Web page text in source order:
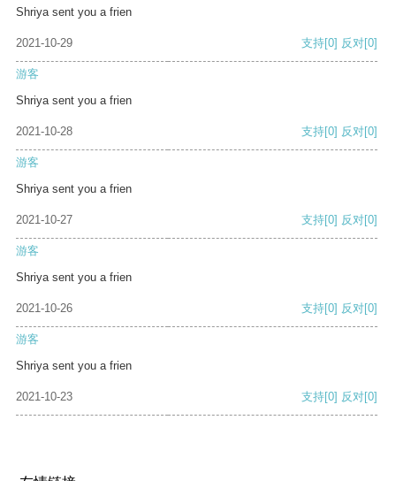
Shriya sent you a frien
2021-10-29 支持[0] 反对[0]
游客
Shriya sent you a frien
2021-10-28 支持[0] 反对[0]
游客
Shriya sent you a frien
2021-10-27 支持[0] 反对[0]
游客
Shriya sent you a frien
2021-10-26 支持[0] 反对[0]
游客
Shriya sent you a frien
2021-10-23 支持[0] 反对[0]